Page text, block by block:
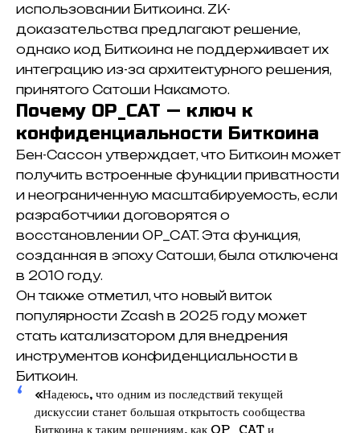
использовании Биткоина. ZK-
доказательства предлагают решение,
однако код Биткоина не поддерживает их
интеграцию из-за архитектурного решения,
принятого Сатоши Накамото.
Почему OP_CAT — ключ к
конфиденциальности Биткоина
Бен-Сассон утверждает, что Биткоин может
получить встроенные функции приватности
и неограниченную масштабируемость, если
разработчики договорятся о
восстановлении OP_CAT. Эта функция,
созданная в эпоху Сатоши, была отключена
в 2010 году.
Он также отметил, что новый виток
популярности Zcash в 2025 году может
стать катализатором для внедрения
инструментов конфиденциальности в
Биткоин.
«Надеюсь, что одним из последствий текущей
дискуссии станет большая открытость сообщества